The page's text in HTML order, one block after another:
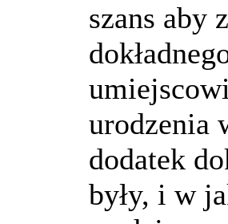
szans aby
urodzenia
dodatek
były, i w